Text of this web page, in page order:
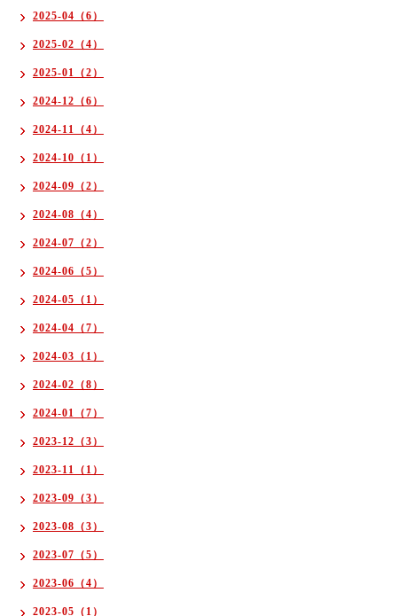
2025-04（6）
2025-02（4）
2025-01（2）
2024-12（6）
2024-11（4）
2024-10（1）
2024-09（2）
2024-08（4）
2024-07（2）
2024-06（5）
2024-05（1）
2024-04（7）
2024-03（1）
2024-02（8）
2024-01（7）
2023-12（3）
2023-11（1）
2023-09（3）
2023-08（3）
2023-07（5）
2023-06（4）
2023-05（1）